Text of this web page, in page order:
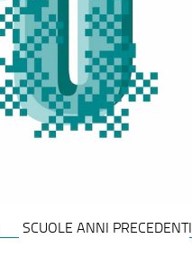
SCUOLE ANNI PRECEDENTI